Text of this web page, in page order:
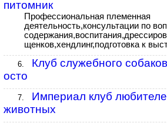
питомник
Профессиональная племенная
деятельность,консультации по
щенков,хендлинг,подготовка к
6.
Клуб служебного
осто
7.
Империал клуб
животных